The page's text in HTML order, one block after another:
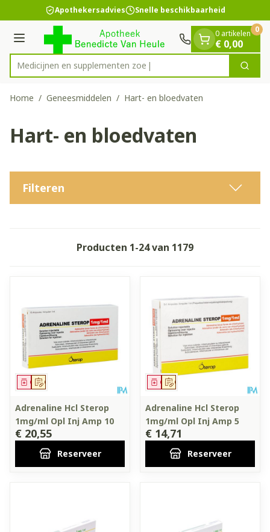
Ga naar de inhoud
1 van 1 Apothekersadvies Snelle beschikbaarheid
Menu
Product, merk, categorie...
Medicijnen e Zoek
0 artikelen
€ 0,00
0
Home / Geneesmiddelen / Hart- en bloedvaten
Hart- en bloedvaten
Filteren
Producten 1-24van 1179
Op voorschrift
Geneesmiddel
Adrenaline Hcl Sterop
1mg/ml Opl Inj Amp 10
€ 20,55
Reserveer
Op voorschrift
Geneesmiddel
Adrenaline Hcl Sterop
1mg/ml Opl Inj Amp 5
€ 14,71
Reserveer